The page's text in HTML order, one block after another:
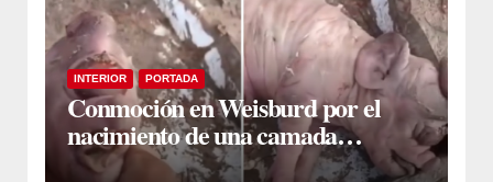
INTERIOR PORTADA
Conmoción en Weisburd por el
nacimiento de una camada
lechones con graves deformaciones